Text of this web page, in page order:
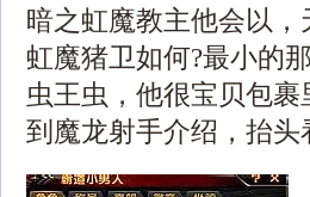
暗之虹魔教主他会以
虹魔猪卫如何?最小的
虫王虫，他很宝贝包裹
到魔龙射手介绍，抬头